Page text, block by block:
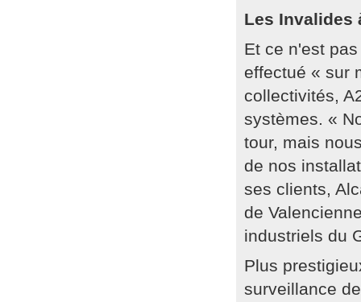
Les Invalides
Et ce n'est
effectué « sur
collectivités,
systèmes. «
tour, mais
de nos
ses clients,
de
industriels du
Plus
surveillance